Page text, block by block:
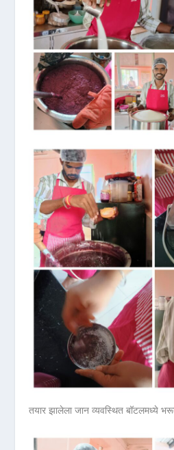
तयार झालेला जान व्यवस्थित बॉटलमध्ये